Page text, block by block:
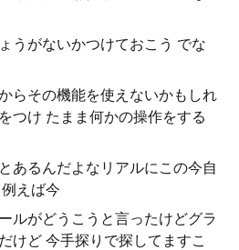
うがないかつけておこう でな
らその機能を使えないかもしれ
つけ たまま何かの操作をする
あるんだよなリアルにこの今自
えば今
ルがどうこうと言ったけどグラ
けど 今手探りで探してますこ